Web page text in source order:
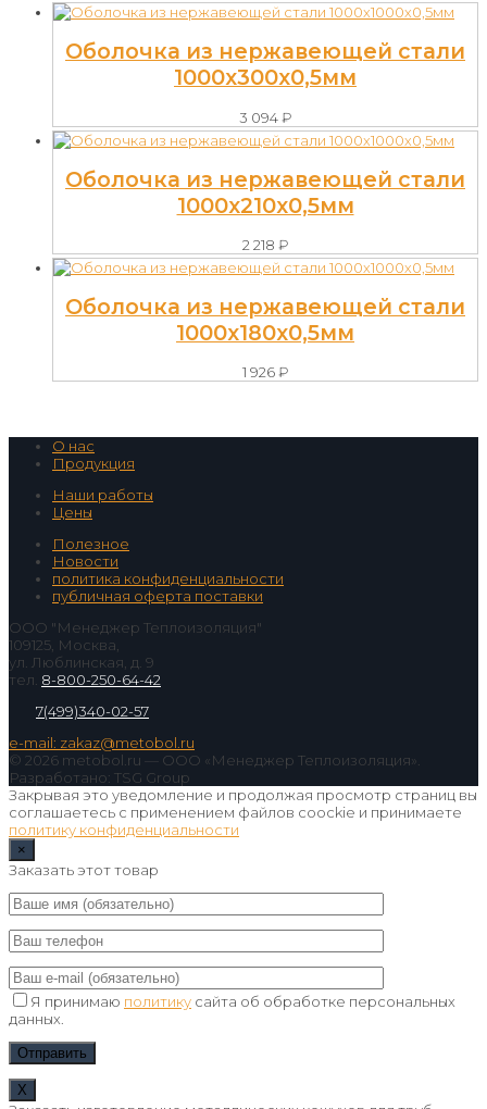
Оболочка из нержавеющей стали
1000х300х0,5мм
3 094₽
Оболочка из нержавеющей стали
1000х210х0,5мм
2 218 ₽
Оболочка из нержавеющей стали
1000х180х0,5мм
1 926₽
О нас
Продукция
Наши работы
Цены
Полезное
Новости
политика конфиденциальности
публичная оферта поставки
ООО "Менеджер Теплоизоляция"
109125, Москва,
ул. Люблинская, д. 9
тел. 8-800-250-64-42
7(499)340-02-57
e-mail: zakaz@metobol.ru
© 2026 metobol.ru — ООО «Менеджер Теплоизоляция».
Разработано: TSG Group
Закрывая это уведомление и продолжая просмотр страниц вы
соглашаетесь с применением файлов coockie и принимаете
политику конфиденциальности
×
Заказать этот товар
Я принимаю политику сайта об обработке персональных
данных.
Х